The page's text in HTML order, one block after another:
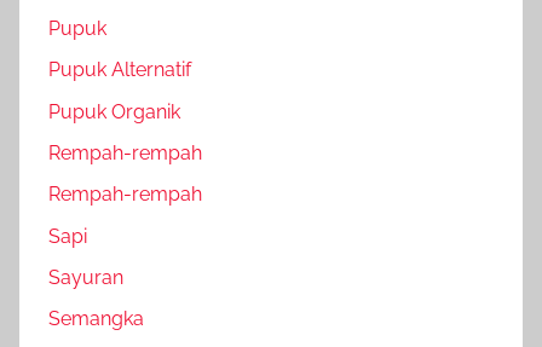
Pupuk
Pupuk Alternatif
Pupuk Organik
Rempah-rempah
Rempah-rempah
Sapi
Sayuran
Semangka